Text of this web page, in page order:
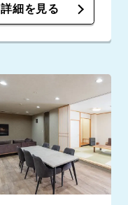
詳細を見る